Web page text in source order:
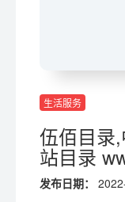
生活服务
伍佰目录
站目录
发布日期：